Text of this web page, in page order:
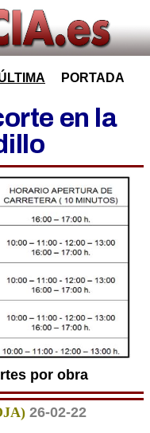
PORTADA
en la
por obra
26-02-22